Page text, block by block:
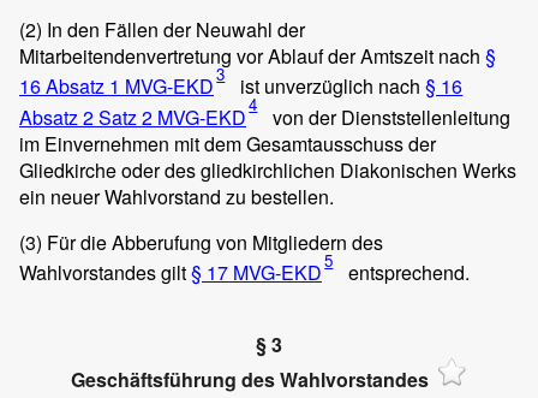
(2) In den Fällen der Neuwahl der
Mitarbeitendenvertretung vor Ablauf der Amtszeit nach §
16 Absatz 1 MVG-EKD3 ist unverzüglich nach§ 16
Absatz 2 Satz 2 MVG-EKD4
von der Dienststellenleitung
im Einvernehmen mit dem Gesamtausschuss der
Gliedkirche oder des gliedkirchlichen Diakonischen Werks
ein neuer Wahlvorstand zu bestellen.
(3) Für die Abberufung von Mitgliedern des
Wahlvorstandes gilt§ 17 MVG-EKD5 entsprechend.
§ 3
Geschäftsführung des Wahlvorstandes